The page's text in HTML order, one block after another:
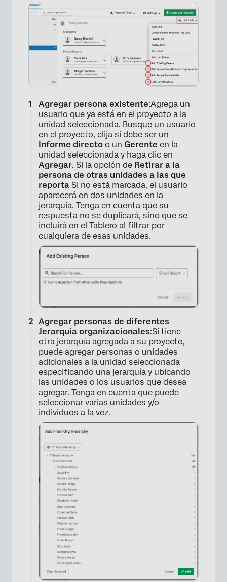
×
Agregar persona existente:Agrega un
usuario que ya está en el proyecto a la
unidad seleccionada. Busque un usuario
en el proyecto, elija si debe ser un
Informe directo o un Gerente en la
unidad seleccionada y haga clic en
Agregar. Si la opción de Retirar a la
persona de otras unidades a las que
reporta Si no está marcada, el usuario
aparecerá en dos unidades en la
jerarquía. Tenga en cuenta que su
respuesta no se duplicará, sino que se
incluirá en el Tablero al filtrar por
cualquiera de esas unidades.
×
Agregar personas de diferentes
Jerarquía organizacionales:Si tiene
otra jerarquía agregada a su proyecto,
puede agregar personas o unidades
adicionales a la unidad seleccionada
especificando una jerarquía y ubicando
las unidades o los usuarios que desea
agregar. Tenga en cuenta que puede
seleccionar varias unidades y/o
individuos a la vez.